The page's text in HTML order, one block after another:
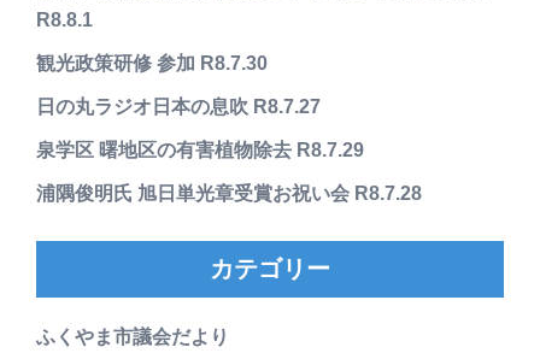
R8.8.1
観光政策研修 参加 R8.7.30
日の丸ラジオ日本の息吹 R8.7.27
泉学区 曙地区の有害植物除去 R8.7.29
浦隅俊明氏 旭日単光章受賞お祝い会 R8.7.28
カテゴリー
ふくやま市議会だより